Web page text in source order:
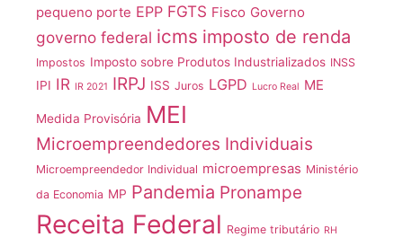
pequeno porte EPP FGTS Fisco Governo
governo federal icms imposto de renda
Impostos Imposto sobre Produtos Industrializados INSS
IPI IR IR 2021 IRPJ ISS Juros LGPD Lucro Real ME
Medida Provisória MEI
Microempreendedores Individuais
Microempreendedor Individual microempresas Ministério
da Economia MP Pandemia Pronampe
Receita Federal Regime tributário RH